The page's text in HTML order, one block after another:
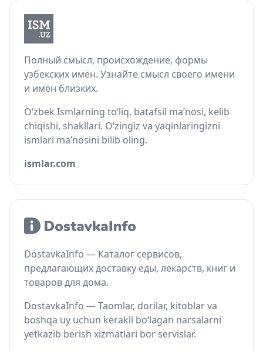
Полный смысл, происхождение, формы
узбекских имён. Узнайте смысл своего имени
и имён близких.
O‘zbek Ismlarning to‘liq, batafsil ma’nosi, kelib
chiqishi, shakllari. O‘zingiz va yaqinlaringizni
ismlari ma’nosini bilib oling.
ismlar.com
DostavkaInfo — Каталог сервисов,
предлагающих доставку еды, лекарств, книг и
товаров для дома.
DostavkaInfo — Taomlar, dorilar, kitoblar va
boshqa uy uchun kerakli bo‘lagan narsalarni
yetkazib berish xizmatlari bor servislar.